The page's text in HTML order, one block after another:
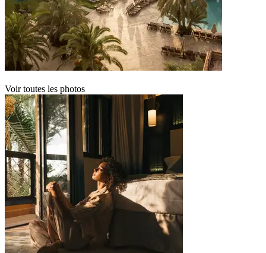
Voir toutes les photos